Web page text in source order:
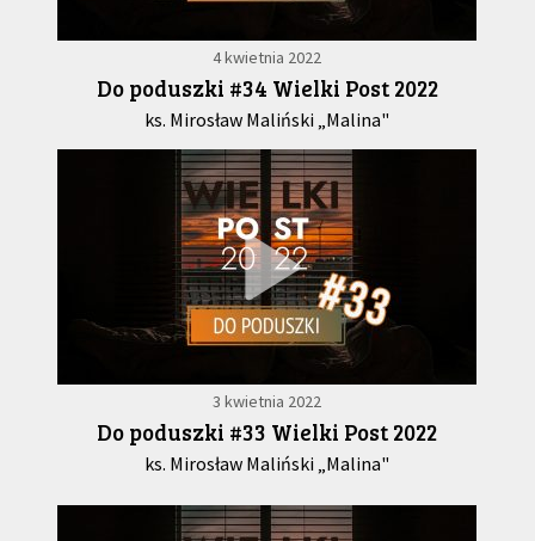
4 kwietnia 2022
Do poduszki #34 Wielki Post 2022
ks. Mirosław Maliński „Malina"
3 kwietnia 2022
Do poduszki #33 Wielki Post 2022
ks. Mirosław Maliński „Malina"